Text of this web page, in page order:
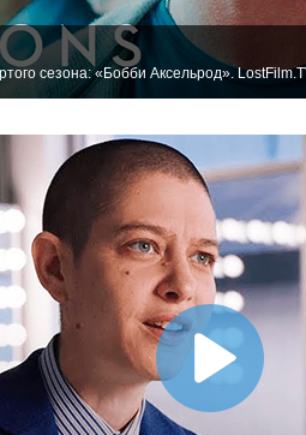
сезона: «Бобби Аксельрод».